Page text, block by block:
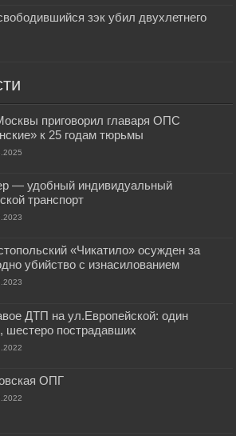
зэк убил двухлетнего
приговорил главаря ОПС
к 25 годам тюрьмы
— удобный индивидуальный
транспорт
«Чикатило» осужден за
убийство с изнасилованием
ДТП на ул.Европейской: один
шестеро пострадавших
ОПГ